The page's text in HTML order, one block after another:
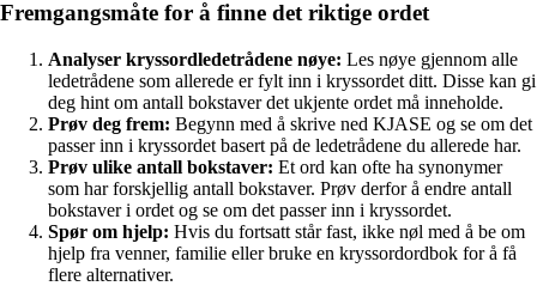
Fremgangsmåte for å finne det riktige ordet
Analyser kryssordledetrådene nøye: Les nøye gjennom alle
ledetrådene som allerede er fylt inn i kryssordet ditt. Disse kan gi
deg hint om antall bokstaver det ukjente ordet må inneholde.
Prøv deg frem: Begynn med å skrive ned KJASE og se om det
passer inn i kryssordet basert på de ledetrådene du allerede har.
Prøv ulike antall bokstaver: Et ord kan ofte ha synonymer
som har forskjellig antall bokstaver. Prøv derfor å endre antall
bokstaver i ordet og se om det passer inn i kryssordet.
Spør om hjelp: Hvis du fortsatt står fast, ikke nøl med å be om
hjelp fra venner, familie eller bruke en kryssordordbok for å få
flere alternativer.